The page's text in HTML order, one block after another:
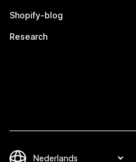
Shopify-blog
Research